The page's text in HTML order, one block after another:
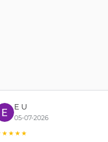
E U
05-07-2026